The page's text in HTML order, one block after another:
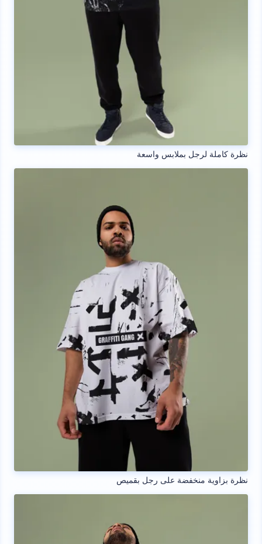
نظرة كاملة لرجل بملابس واسعة
نظرة بزاوية منخفضة على رجل بقميص